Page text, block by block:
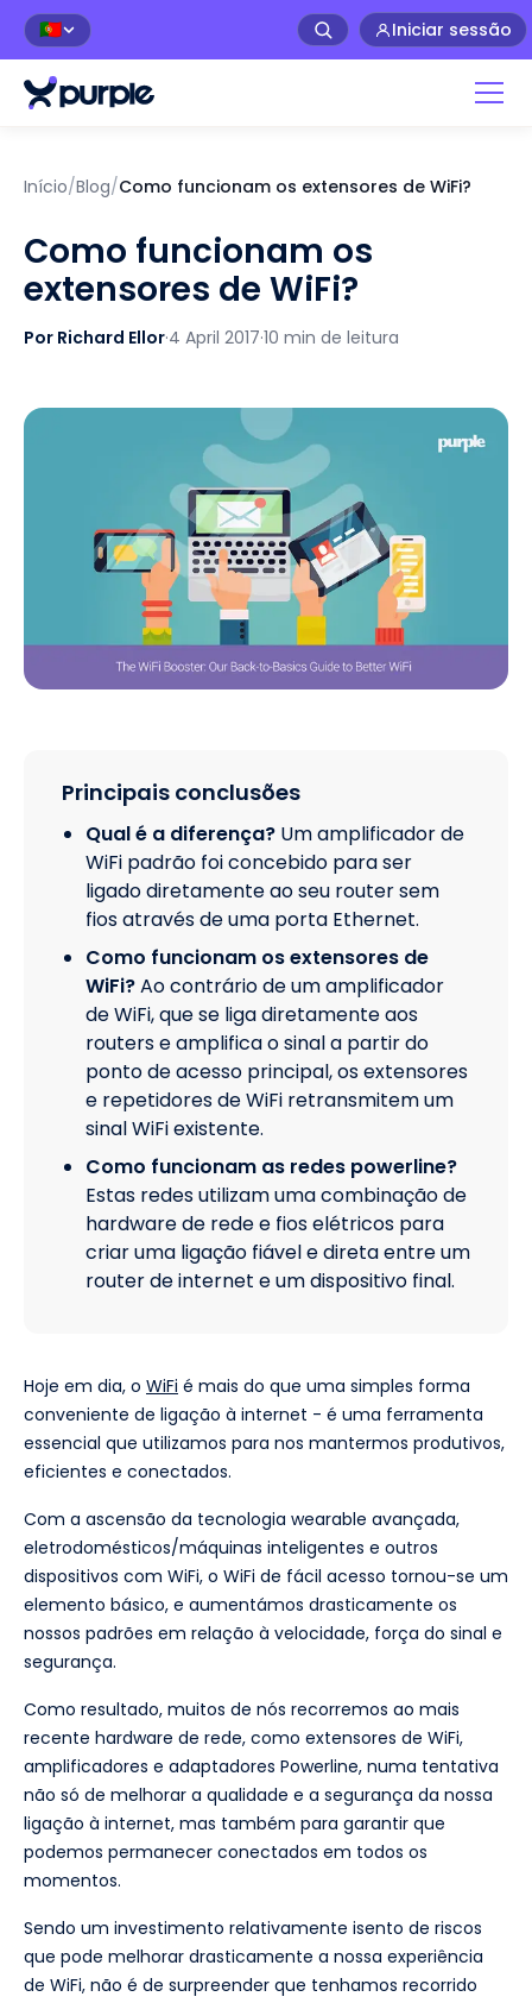
🇵🇹 Iniciar sessão
Início/Blog/Como funcionam os extensores de WiFi?
Como funcionam os
extensores de WiFi?
Por Richard Ellor·4 April 2017·10 min de leitura
Principais conclusões
Qual é a diferença? Um amplificador de
WiFi padrão foi concebido para ser
ligado diretamente ao seu router sem
fios através de uma porta Ethernet.
Como funcionam os extensores de
WiFi?Ao contrário de um amplificador
de WiFi, que se liga diretamente aos
routers e amplifica o sinal a partir do
ponto de acesso principal, os extensores
e repetidores de WiFi retransmitem um
sinal WiFi existente.
Como funcionam as redes powerline?
Estas redes utilizam uma combinação de
hardware de rede e fios elétricos para
criar uma ligação fiável e direta entre um
router de internet e um dispositivo final.
Hoje em dia, o WiFi é mais do que uma simples forma
conveniente de ligação à internet - é uma ferramenta
essencial que utilizamos para nos mantermos produtivos,
eficientes e conectados.
Com a ascensão da tecnologia wearable avançada,
eletrodomésticos/máquinas inteligentes e outros
dispositivos com WiFi, o WiFi de fácil acesso tornou-se um
elemento básico, e aumentámos drasticamente os
nossos padrões em relação à velocidade, força do sinal e
segurança.
Como resultado, muitos de nós recorremos ao mais
recente hardware de rede, como extensores de WiFi,
amplificadores e adaptadores Powerline, numa tentativa
não só de melhorar a qualidade e a segurança da nossa
ligação à internet, mas também para garantir que
podemos permanecer conectados em todos os
momentos.
Sendo um investimento relativamente isento de riscos
que pode melhorar drasticamente a nossa experiência
de WiFi, não é de surpreender que tenhamos recorrido